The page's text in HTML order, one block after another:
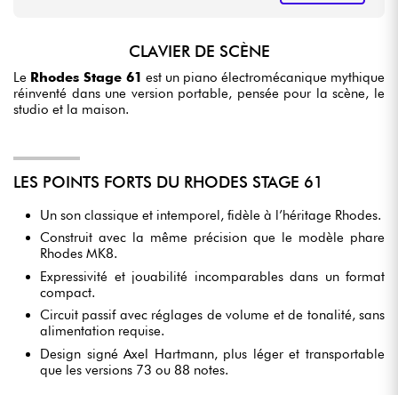
CLAVIER DE SCÈNE
Le Rhodes Stage 61 est un piano électromécanique mythique
réinventé dans une version portable, pensée pour la scène, le
studio et la maison.
LES POINTS FORTS DU RHODES STAGE 61
Un son classique et intemporel, fidèle à l’héritage Rhodes.
Construit avec la même précision que le modèle phare
Rhodes MK8.
Expressivité et jouabilité incomparables dans un format
compact.
Circuit passif avec réglages de volume et de tonalité, sans
alimentation requise.
Design signé Axel Hartmann, plus léger et transportable
que les versions 73 ou 88 notes.